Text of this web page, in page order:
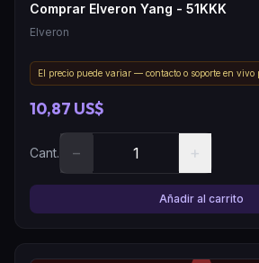
Comprar Elveron Yang - 51KKK
Elveron
El precio puede variar — contacto o soporte en vivo
10,87 US$
Cant. − +
Añadir al carrito